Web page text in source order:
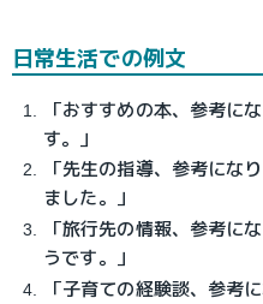
日常生活での例文
「おすすめの本、参考に
す。」
「先生の指導、参考にな
ました。」
「旅行先の情報、参考に
うです。」
「子育ての経験談、参考